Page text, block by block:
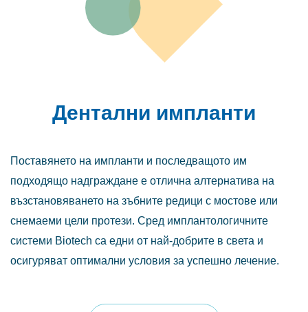
Дентални импланти
Поставянето на импланти и последващото им
подходящо надграждане е отлична алтернатива на
възстановяването на зъбните редици с мостове или
снемаеми цели протези. Сред имплантологичните
системи Biotech са едни от най-добрите в света и
осигуряват оптимални условия за успешно лечение.